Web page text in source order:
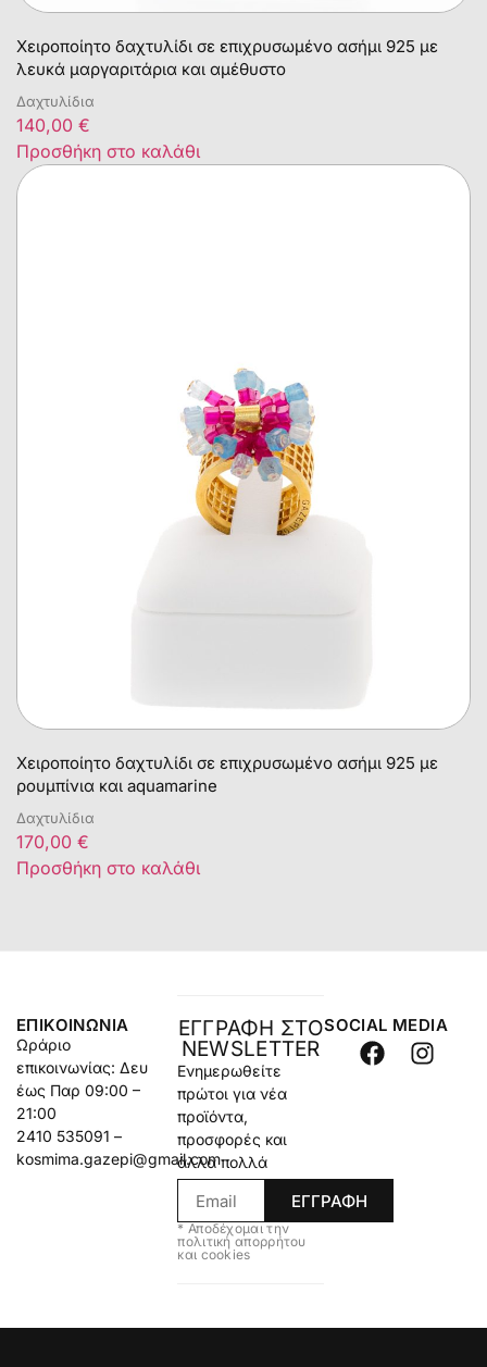
Χειροποίητο δαχτυλίδι σε επιχρυσωμένο ασήμι 925 με
λευκά μαργαριτάρια και αμέθυστο
Δαχτυλίδια
140,00 €
Προσθήκη στο καλάθι
Χειροποίητο δαχτυλίδι σε επιχρυσωμένο ασήμι 925 με
ρουμπίνια και aquamarine
Δαχτυλίδια
170,00 €
Προσθήκη στο καλάθι
ΕΠΙΚΟΙΝΩΝΊΑ
Ωράριο
επικοινωνίας: Δευ
έως Παρ 09:00 –
21:00
2410 535091 –
kosmima.gazepi@gmail.com
ΕΓΓΡΑΦΗ ΣΤΟ
NEWSLETTER
Ενημερωθείτε
πρώτοι για νέα
προϊόντα,
προσφορές και
άλλα πολλά
ΕΓΓΡΑΦΗ
* Αποδέχομαι την
πολιτική απορρήτου
και cookies
SOCIAL MEDIA